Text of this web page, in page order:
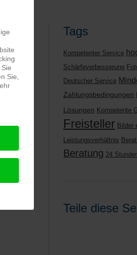
in
Tags
Kompetenter Service
Schärfeverbesserung
Deutscher Service
Zahlungsbedingungen
Lösungen Kompetente
Freisteller Bilder
Leistungsverhältnis
Beratung 24
Teile diese
Sie,